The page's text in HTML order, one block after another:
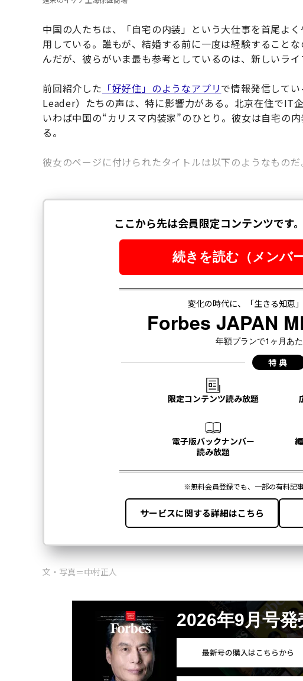
中国の人たちは、「自宅の内装」という大仕事を首尾よ
用している。誰もが、結婚する前に一度は経験すること
んだが、彼らがいま最も参考としているのは、新しいラ
前回紹介した 「好好住」のようなアプリで情報発信して
Leader）たちの声は、特に影響力がある。北京在住でIT
いわば中国の“カリスマ内装家”のひとり。彼女は自宅の
る。
彼女のページに付けられたタイトルは以下のようなものだ
文・写真＝中村正人
2026年9月号発
最新号の購入はこちらから